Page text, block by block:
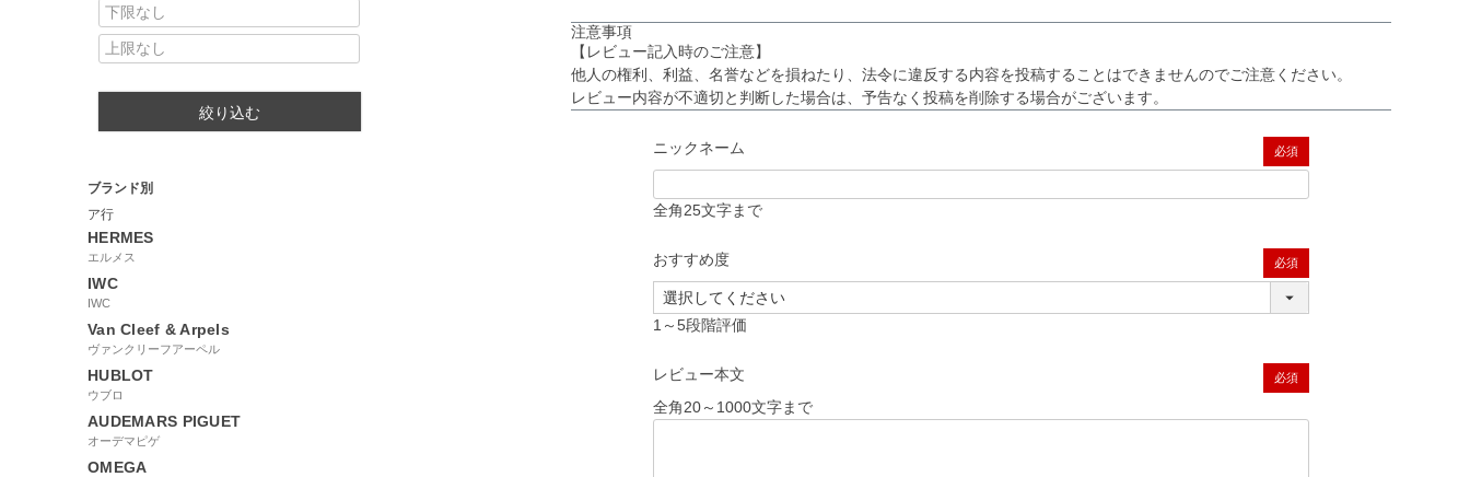
絞り込む
ブランド別
ア行
HERMES
エルメス
IWC
IWC
Van Cleef & Arpels
ヴァンクリーフアーペル
HUBLOT
ウブロ
AUDEMARS PIGUET
オーデマピゲ
OMEGA
注意事項
【レビュー記入時のご注意】
他人の権利、利益、名誉などを損ねたり、法令に違反する内容を投稿することはできませんのでご注意ください。
レビュー内容が不適切と判断した場合は、予告なく投稿を削除する場合がございます。
ニックネーム
全角25文字まで
おすすめ度
1～5段階評価
レビュー本文
全角20～1000文字まで